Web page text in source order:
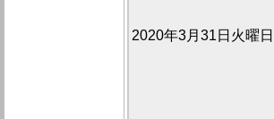
2020年3月31日火曜日